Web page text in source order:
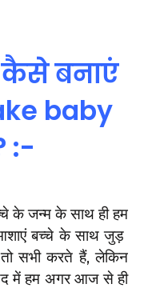
बनाएं
baby
:-
के जन्म के साथ ही हम
बच्चे के साथ जुड़
सभी करते हैं, लेकिन
में हम अगर आज से ही